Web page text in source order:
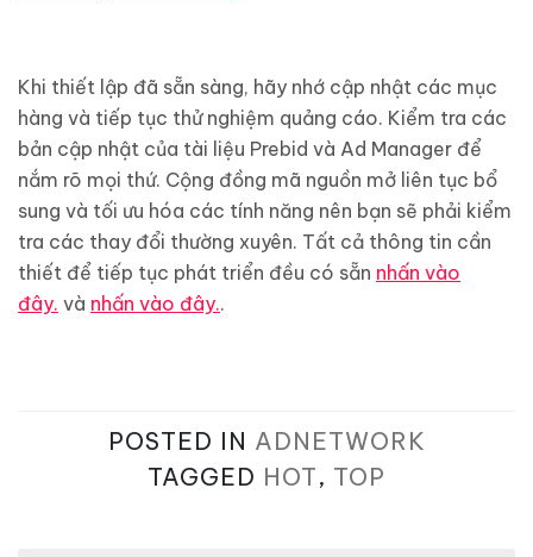
Khi thiết lập đã sẵn sàng, hãy nhớ cập nhật các mục
hàng và tiếp tục thử nghiệm quảng cáo. Kiểm tra các
bản cập nhật của tài liệu Prebid và Ad Manager để
nắm rõ mọi thứ. Cộng đồng mã nguồn mở liên tục bổ
sung và tối ưu hóa các tính năng nên bạn sẽ phải kiểm
tra các thay đổi thường xuyên. Tất cả thông tin cần
thiết để tiếp tục phát triển đều có sẵn nhấn vào
đây. và nhấn vào đây..
POSTED IN ADNETWORK
TAGGED HOT, TOP